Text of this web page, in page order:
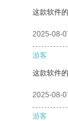
这款软件
2025-08-
游客
这款软件
2025-08-
游客